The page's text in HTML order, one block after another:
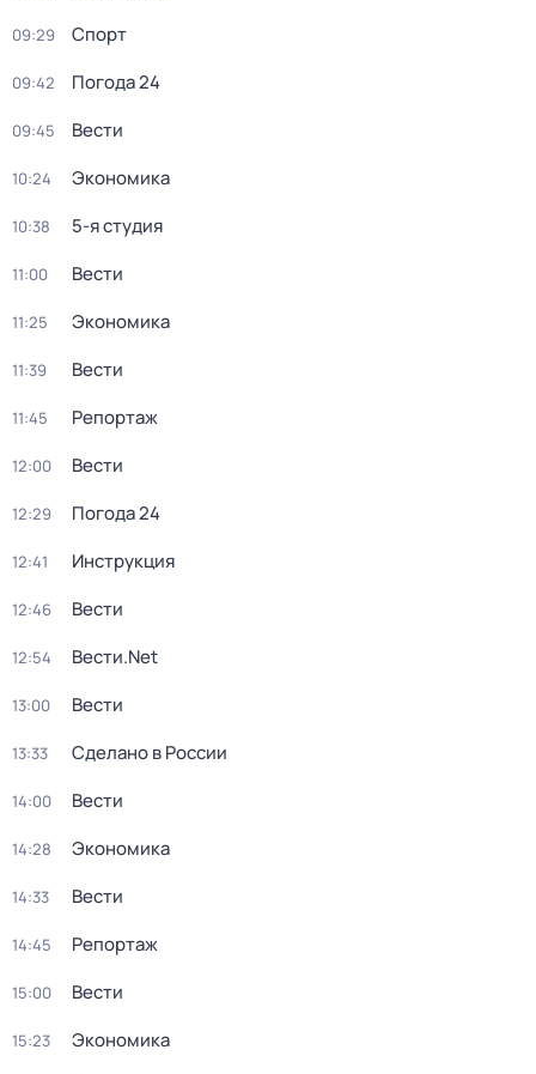
09:29 Спорт
09:42 Погода 24
09:45 Вести
10:24 Экономика
10:38 5-я студия
11:00 Вести
11:25 Экономика
11:39 Вести
11:45 Репортаж
12:00 Вести
12:29 Погода 24
12:41 Инструкция
12:46 Вести
12:54 Вести.Net
13:00 Вести
13:33 Сделано в России
14:00 Вести
14:28 Экономика
14:33 Вести
14:45 Репортаж
15:00 Вести
15:23 Экономика